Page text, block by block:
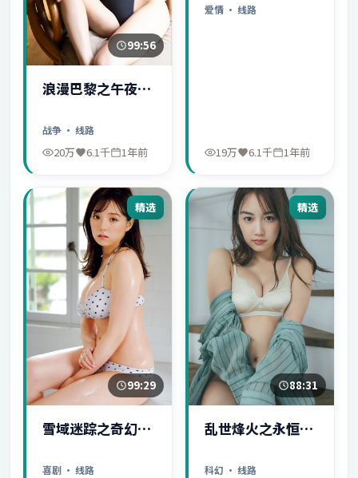
99:56
浪漫巴黎之午夜惊
战争 · 线路
20万 6.1千 1年前
爱情 · 线路
19万 6.1千 1年前
精选
99:29
雪域迷踪之奇幻冒
喜剧 · 线路
精选
88:31
乱世烽火之永恒爱
科幻 · 线路